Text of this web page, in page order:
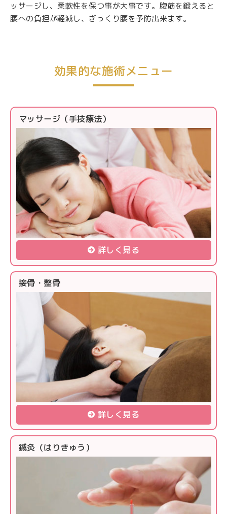
ッサージし、柔軟性を保つ事が大事です。腹筋を鍛えると
腰への負担が軽減し、ぎっくり腰を予防出来ます。
効果的な施術メニュー
マッサージ（手技療法）
詳しく見る
接骨・整骨
詳しく見る
鍼灸（はりきゅう）